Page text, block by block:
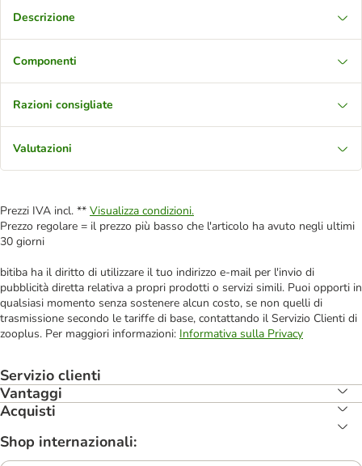
Descrizione
Componenti
Razioni consigliate
Valutazioni
Prezzi IVA incl. ** Visualizza condizioni.
Prezzo regolare = il prezzo più basso che l'articolo ha avuto negli ultimi
30 giorni
bitiba ha il diritto di utilizzare il tuo indirizzo e-mail per l'invio di
pubblicità diretta relativa a propri prodotti o servizi simili. Puoi opporti in
qualsiasi momento senza sostenere alcun costo, se non quelli di
trasmissione secondo le tariffe di base, contattando il Servizio Clienti di
zooplus. Per maggiori informazioni: Informativa sulla Privacy
Servizio clienti
Vantaggi
Acquisti
Shop internazionali: